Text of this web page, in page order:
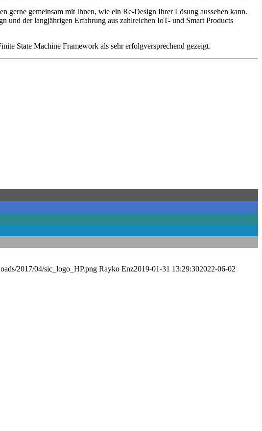
gerne gemeinsam mit Ihnen, wie ein Re-Design Ihrer Lösung aussehen kann.
der langjährigen Erfahrung aus zahlreichen IoT- und Smart Products
State Machine Framework als sehr erfolgversprechend gezeigt.
2017/04/sic_logo_HP.png Rayko Enz2019-01-31 13:29:302022-06-02